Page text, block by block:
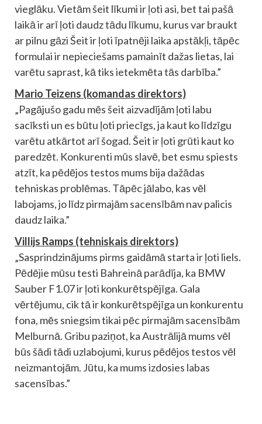
vieglāku. Vietām šeit līkumi ir ļoti asi, bet tai pašā
laikā ir arī ļoti daudz tādu līkumu, kurus var braukt
ar pilnu gāzi Šeit ir ļoti īpatnēji laika apstākļi, tāpēc
formulai ir nepieciešams pamainīt dažas lietas, lai
varētu saprast, kā tiks ietekmēta tās darbība.”
Mario Teizens (komandas direktors)
„Pagājušo gadu mēs šeit aizvadījām ļoti labu
sacīksti un es būtu ļoti priecīgs, ja kaut ko līdzīgu
varētu atkārtot arī šogad. Šeit ir ļoti grūti kaut ko
paredzēt. Konkurenti mūs slavē, bet esmu spiests
atzīt, ka pēdējos testos mums bija dažādas
tehniskas problēmas. Tāpēc jālabo, kas vēl
labojams, jo līdz pirmajām sacensībām nav palicis
daudz laika.”
Villijs Ramps (tehniskais direktors)
„Sasprindzinājums pirms gaidāmā starta ir ļoti liels.
Pēdējie mūsu testi Bahreinā parādīja, ka BMW
Sauber F1.07 ir ļoti konkurētspējīga. Gala
vērtējumu, cik tā ir konkurētspējīga un konkurentu
fona, mēs sniegsim tikai pēc pirmajām sacensībām
Melburnā. Gribu paziņot, ka Austrālijā mums vēl
būs šādi tādi uzlabojumi, kurus pēdējos testos vēl
neizmantojām. Jūtu, ka mums izdosies labas
sacensības.”